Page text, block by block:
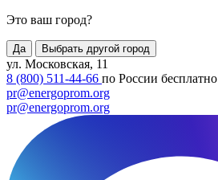
Это ваш город?
Да Выбрать другой город
ул. Московская, 11
8 (800) 511-44-66 по России бесплатно
pr@energoprom.org
pr@energoprom.org